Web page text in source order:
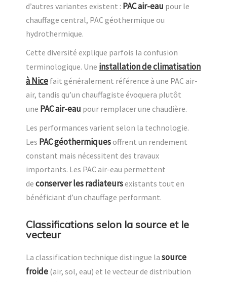
d’autres variantes existent : PAC air-eau pour le
chauffage central, PAC géothermique ou
hydrothermique.
Cette diversité explique parfois la confusion
terminologique. Une installation de climatisation
à Nice fait généralement référence à une PAC air-
air, tandis qu’un chauffagiste évoquera plutôt
une PAC air-eau pour remplacer une chaudière.
Les performances varient selon la technologie.
Les PAC géothermiquesoffrent un rendement
constant mais nécessitent des travaux
importants. Les PAC air-eau permettent
de conserver les radiateursexistants tout en
bénéficiant d’un chauffage performant.
Classifications selon la source et le
vecteur
La classification technique distingue la source
froide (air, sol, eau) et le vecteur de distribution